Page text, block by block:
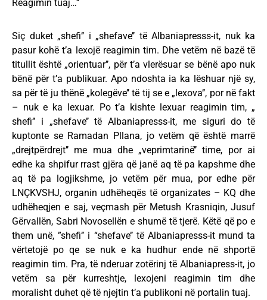
Reagimin tuaj…’’
Siç duket „shefi’’ i „shefave’’ të Albaniapresss-it, nuk ka
pasur kohë t’a lexojë reagimin tim. Dhe vetëm në bazë të
titullit është „orientuar’’, për t’a vlerësuar se bënë apo nuk
bënë për t’a publikuar. Apo ndoshta ia ka lëshuar një sy,
sa për të ju thënë „kolegëve’’ të tij se e „lexova’’, por në fakt
– nuk e ka lexuar. Po t’a kishte lexuar reagimin tim, „
shefi’’ i „shefave’’ të Albaniapresss-it, me siguri do të
kuptonte se Ramadan Pllana, jo vetëm që është marrë
„drejtpërdrejt’’ me mua dhe „veprimtarinë’’ time, por ai
edhe ka shpifur rrast gjëra që janë aq të pa kapshme dhe
aq të pa logjikshme, jo vetëm për mua, por edhe për
LNÇKVSHJ, organin udhëheqës të organizates – KQ dhe
udhëheqjen e saj, veçmash për Metush Krasniqin, Jusuf
Gërvallën, Sabri Novosellën e shumë të tjerë. Këtë që po e
them unë, ”shefi’’ i “shefave’’ të Albaniapresss-it mund ta
vërtetojë po qe se nuk e ka hudhur ende në shportë
reagimin tim. Pra, të nderuar zotërinj të Albaniapress-it, jo
vetëm sa për kurreshtje, lexojeni reagimin tim dhe
moralisht duhet që të njejtin t’a publikoni në portalin tuaj.